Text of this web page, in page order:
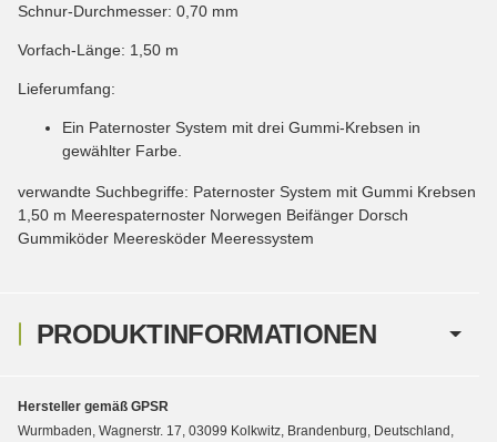
PRODUKTINFORMATIONEN
Schnur-Durchmesser: 0,70 mm
Vorfach-Länge: 1,50 m
Lieferumfang:
Ein Paternoster System mit drei Gummi-Krebsen in
gewählter Farbe.
verwandte Suchbegriffe: Paternoster System mit Gummi Krebsen
1,50 m Meerespaternoster Norwegen Beifänger Dorsch
Gummiköder Meeresköder Meeressystem
Hersteller gemäß GPSR
Wurmbaden, Wagnerstr. 17, 03099 Kolkwitz, Brandenburg, Deutschland,